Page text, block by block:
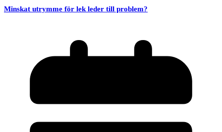
Minskat utrymme för lek leder till problem?